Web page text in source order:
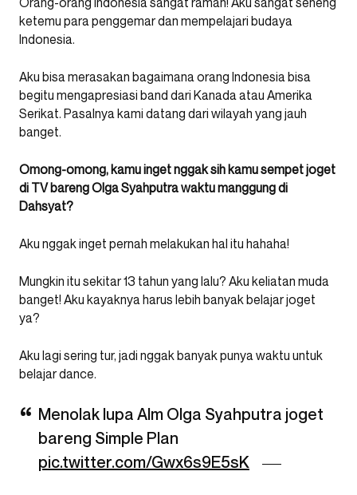
ketemu para penggemar dan mempelajari budaya
Indonesia.
Aku bisa merasakan bagaimana orang Indonesia bisa
begitu mengapresiasi band dari Kanada atau Amerika
Serikat. Pasalnya kami datang dari wilayah yang jauh
banget.
Omong-omong, kamu inget nggak sih kamu sempet joget
di TV bareng Olga Syahputra waktu manggung di
Dahsyat?
Aku nggak inget pernah melakukan hal itu hahaha!
Mungkin itu sekitar 13 tahun yang lalu? Aku keliatan muda
banget! Aku kayaknya harus lebih banyak belajar joget
ya?
Aku lagi sering tur, jadi nggak banyak punya waktu untuk
belajar dance.
Menolak lupa Alm Olga Syahputra joget
bareng Simple Plan
pic.twitter.com/Gwx6s9E5sK